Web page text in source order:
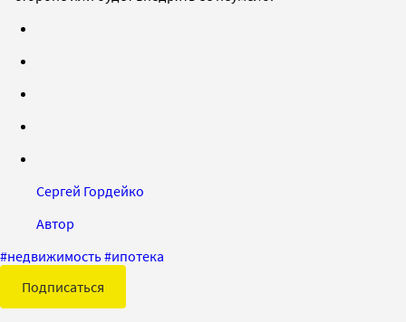
Сергей Гордейко
Автор
#недвижимость#ипотека
Подписаться